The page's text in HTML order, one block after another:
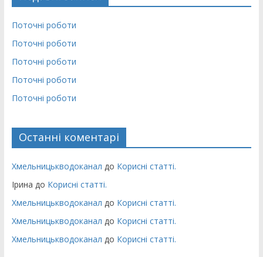
Поточні роботи
Поточні роботи
Поточні роботи
Поточні роботи
Поточні роботи
Останні коментарі
Хмельницькводоканал до Корисні статті.
Ірина до Корисні статті.
Хмельницькводоканал до Корисні статті.
Хмельницькводоканал до Корисні статті.
Хмельницькводоканал до Корисні статті.